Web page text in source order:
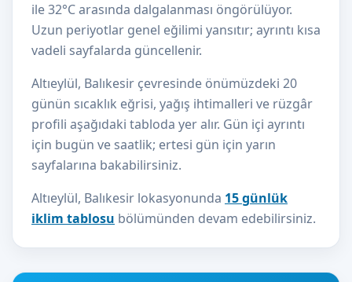
ile 32°C arasında dalgalanması öngörülüyor.
Uzun periyotlar genel eğilimi yansıtır; ayrıntı kısa
vadeli sayfalarda güncellenir.
Altıeylül, Balıkesir çevresinde önümüzdeki 20
günün sıcaklık eğrisi, yağış ihtimalleri ve rüzgâr
profili aşağıdaki tabloda yer alır. Gün içi ayrıntı
için bugün ve saatlik; ertesi gün için yarın
sayfalarına bakabilirsiniz.
Altıeylül, Balıkesir lokasyonunda 15 günlük
iklim tablosu bölümünden devam edebilirsiniz.